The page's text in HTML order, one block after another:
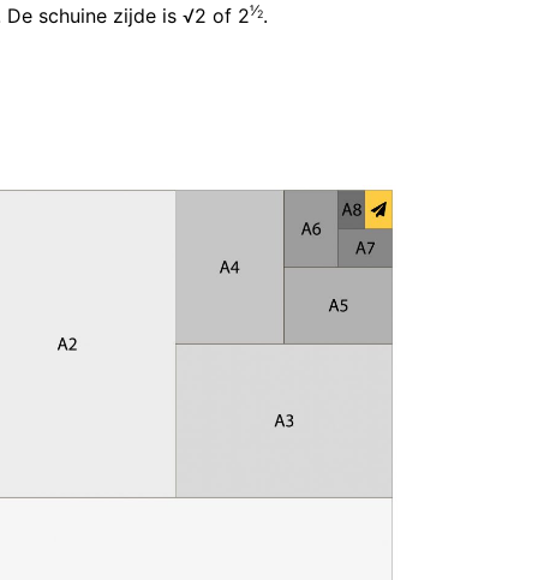
schuine zijde is √2 of 2​1⁄2.